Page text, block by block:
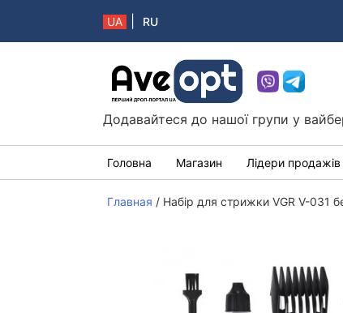
UA RU
Aveopt – оптова дропшипінг платформа
Додавайтеся до нашої групи у
Головна Магазин Лідери продажів
Главная / Набір для стрижки VGR V-031